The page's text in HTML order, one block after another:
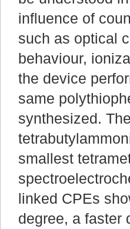
influence of
such as optical
behaviour,
the device
same
synthesized.
smallest
linked CPEs
degree, a faster